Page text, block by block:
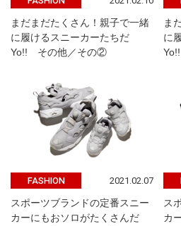
まだまだたくさん！親子で一緒
に履けるスニーカーたちだ
Yo!! その他／その②
ま
に
FASHION 2021.02.07
スポーツブランドの定番スニー
カーにもおソロがたくさんだ
ス
カ